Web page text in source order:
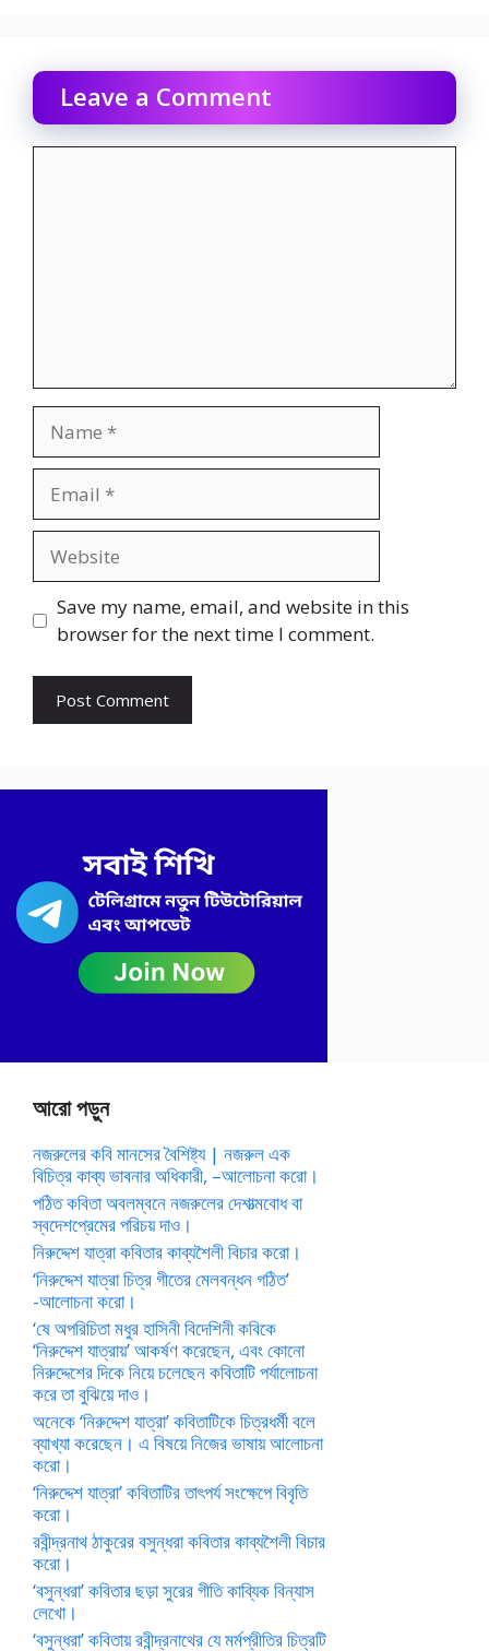
Leave a Comment
Save my name, email, and website in this
browser for the next time I comment.
আরো পড়ুন
নজরুলের কবি মানসের বৈশিষ্ট্য | নজরুল এক
বিচিত্র কাব্য ভাবনার অধিকারী, –আলোচনা করো।
পঠিত কবিতা অবলম্বনে নজরুলের দেশাত্মবোধ বা
স্বদেশপ্রেমের পরিচয় দাও।
নিরুদ্দেশ যাত্রা কবিতার কাব্যশৈলী বিচার করো।
‘নিরুদ্দেশ যাত্রা চিত্র গীতের মেলবন্ধন গঠিত’
-আলোচনা করো।
‘ষে অপরিচিতা মধুর হাসিনী বিদেশিনী কবিকে
‘নিরুদ্দেশ যাত্রায়’ আকর্ষণ করেছেন, এবং কোনো
নিরুদ্দেশের দিকে নিয়ে চলেছেন কবিতাটি পর্যালোচনা
করে তা বুঝিয়ে দাও।
অনেকে ‘নিরুদ্দেশ যাত্রা’ কবিতাটিকে চিত্রধর্মী বলে
ব্যাখ্যা করেছেন। এ বিষয়ে নিজের ভাষায় আলোচনা
করো।
‘নিরুদ্দেশ যাত্রা’ কবিতাটির তাৎপর্য সংক্ষেপে বিবৃতি
করো।
রবীন্দ্রনাথ ঠাকুরের বসুন্ধরা কবিতার কাব্যশৈলী বিচার
করো।
‘বসুন্ধরা’ কবিতার ছড়া সুরের গীতি কাব্যিক বিন্যাস
লেখো।
‘বসুন্ধরা’ কবিতায় রবীন্দ্রনাথের যে মর্মপ্রীতির চিত্রটি